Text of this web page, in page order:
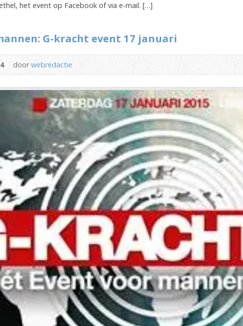
het event op Facebook of via e-mail. […]
G-kracht event 17 januari
doorwebredactie